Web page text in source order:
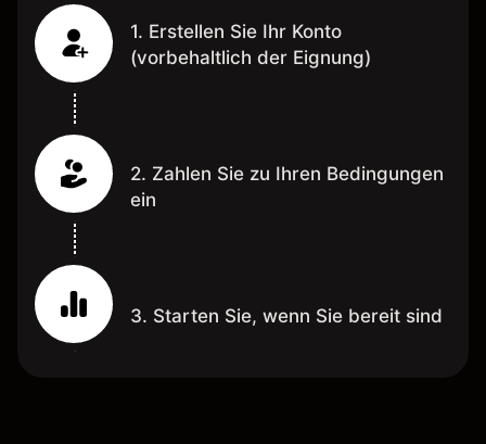
1. Erstellen Sie Ihr Konto
(vorbehaltlich der Eignung)
2. Zahlen Sie zu Ihren Bedingungen
ein
3. Starten Sie, wenn Sie bereit sind